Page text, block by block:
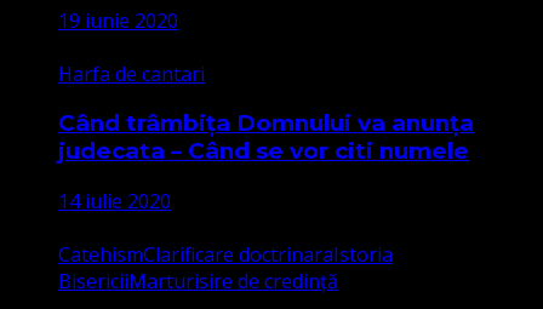
19 iunie 2020
Harfa de cantari
Când trâmbița Domnului va anunța
judecata – Când se vor citi numele
14 iulie 2020
CatehismClarificare doctrinaraIstoria
BisericiiMarturisire de credință